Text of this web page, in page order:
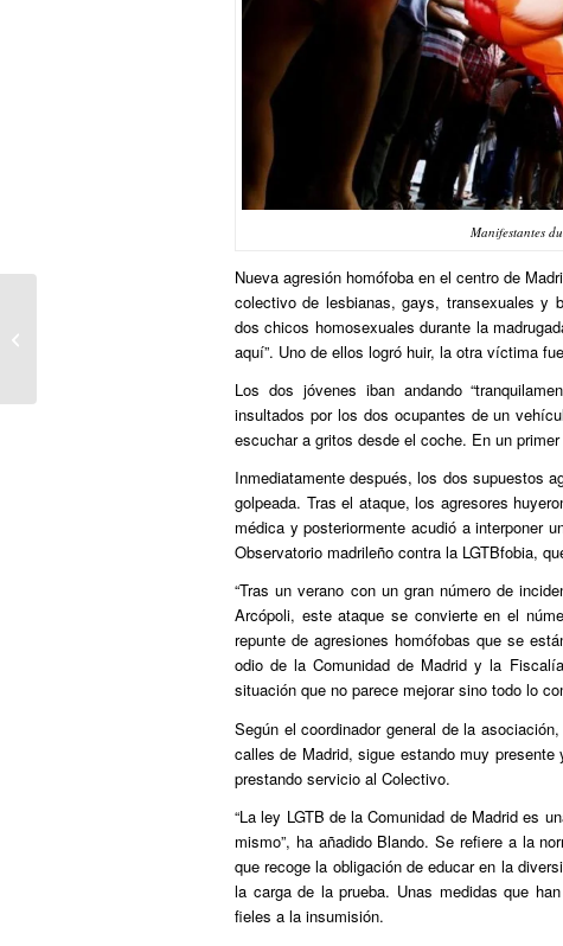
Manifestantes
Nueva agresión homófoba en el centro de
colectivo de lesbianas, gays, transexuales y
dos chicos homosexuales durante la
aquí”. Uno de ellos logró huir, la otra víctima
Los dos jóvenes iban andando
insultados por los dos ocupantes de un
escuchar a gritos desde el coche. En un
Inmediatamente después, los dos supuestos
golpeada. Tras el ataque, los agresores
médica y posteriormente acudió a interponer
Observatorio madrileño contra la LGTBfobia,
“Tras un verano con un gran número de
Arcópoli, este ataque se convierte en el
repunte de agresiones homófobas que se
odio de la Comunidad de Madrid y la
situación que no parece mejorar sino todo lo
Según el coordinador general de la
calles de Madrid, sigue estando muy
prestando servicio al Colectivo.
“La ley LGTB de la Comunidad de Madrid es
mismo”, ha añadido Blando. Se refiere a la
que recoge la obligación de educar en la
la carga de la prueba. Unas medidas que
fieles a la insumisión.
Andalucía impulsa una campaña
internacional contra la transfobia en